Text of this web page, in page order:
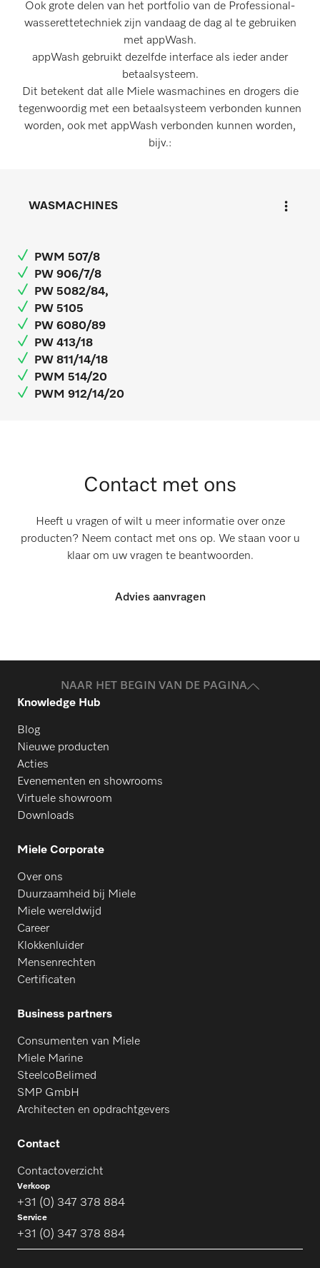
Ook grote delen van het portfolio van de Professional-
wasserettetechniek zijn vandaag de dag al te gebruiken
met appWash.
appWash gebruikt dezelfde interface als ieder ander
betaalsysteem.
Dit betekent dat alle Miele wasmachines en drogers die
tegenwoordig met een betaalsysteem verbonden kunnen
worden, ook met appWash verbonden kunnen worden,
bijv.:
WASMACHINES
PWM 507/8
PW 906/7/8
PW 5082/84,
PW 5105
PW 6080/89
PW 413/18
PW 811/14/18
PWM 514/20
PWM 912/14/20
Contact met ons
Heeft u vragen of wilt u meer informatie over onze
producten? Neem contact met ons op. We staan voor u
klaar om uw vragen te beantwoorden.
Advies aanvragen
NAAR HET BEGIN VAN DE PAGINA
Knowledge Hub
Blog
Nieuwe producten
Acties
Evenementen en showrooms
Virtuele showroom
Downloads
Miele Corporate
Over ons
Duurzaamheid bij Miele
Miele wereldwijd
Career
Klokkenluider
Mensenrechten
Certificaten
Business partners
Consumenten van Miele
Miele Marine
SteelcoBelimed
SMP GmbH
Architecten en opdrachtgevers
Contact
Contactoverzicht
Verkoop
+31 (0) 347 378 884
Service
+31 (0) 347 378 884